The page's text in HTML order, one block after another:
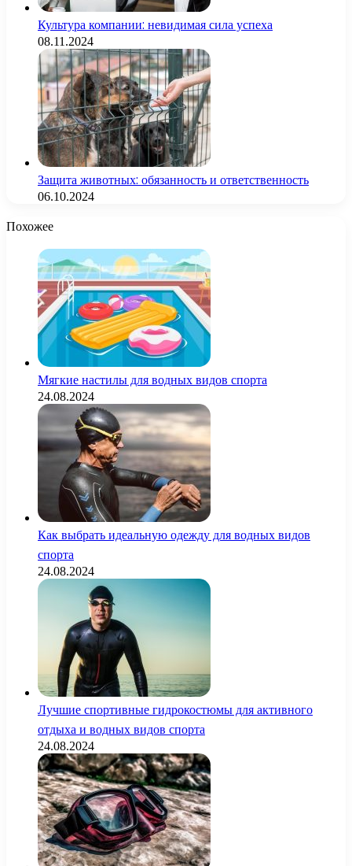
Культура компании: невидимая сила успеха
08.11.2024
Защита животных: обязанность и ответственность
06.10.2024
Похожее
Мягкие настилы для водных видов спорта
24.08.2024
Как выбрать идеальную одежду для водных видов
спорта
24.08.2024
Лучшие спортивные гидрокостюмы для активного
отдыха и водных видов спорта
24.08.2024